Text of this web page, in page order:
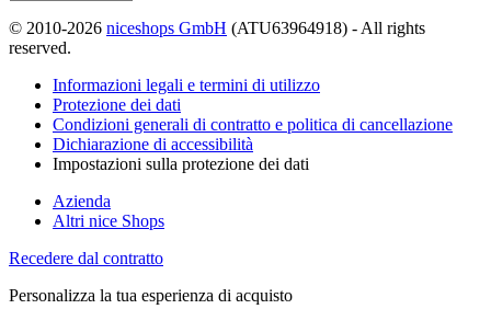
© 2010-2026 niceshops GmbH (ATU63964918) - All rights
reserved.
Informazioni legali e termini di utilizzo
Protezione dei dati
Condizioni generali di contratto e politica di cancellazione
Dichiarazione di accessibilità
Impostazioni sulla protezione dei dati
Azienda
Altri nice Shops
Recedere dal contratto
Personalizza la tua esperienza di acquisto